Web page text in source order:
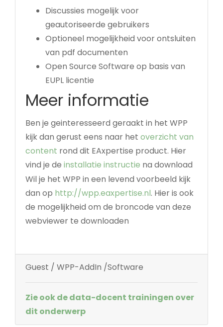
Discussies mogelijk voor
geautoriseerde gebruikers
Optioneel mogelijkheid voor ontsluiten
van pdf documenten
Open Source Software op basis van
EUPL licentie
Meer informatie
Ben je geinteresseerd geraakt in het WPP
kijk dan gerust eens naar het overzicht van
content rond dit EAxpertise product. Hier
vind je de installatie instructie na download
Wil je het WPP in een levend voorbeeld kijk
dan op http://wpp.eaxpertise.nl. Hier is ook
de mogelijkheid om de broncode van deze
webviewer te downloaden
Guest / WPP-AddIn /Software
Zie ook de data-docent trainingen over
dit onderwerp